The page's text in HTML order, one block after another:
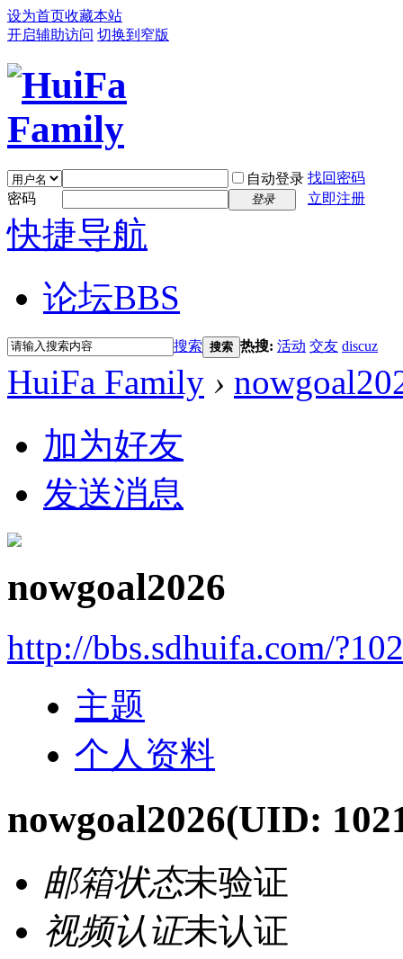
设为首页收藏本站
开启辅助访问 切换到窄版
自动登录 找回密码
密码
登录 立即注册
快捷导航
论坛BBS
搜索 搜索 热搜: 活动 交友 discuz
HuiFa Family ›
加为好友
发送消息
nowgoal2026
http://bbs.sdhuifa.com/
主题
个人资料
nowgoal2026(UID:
邮箱状态未验证
视频认证未认证